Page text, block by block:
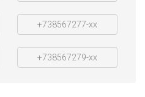
+738567277-xx
+738567279-xx